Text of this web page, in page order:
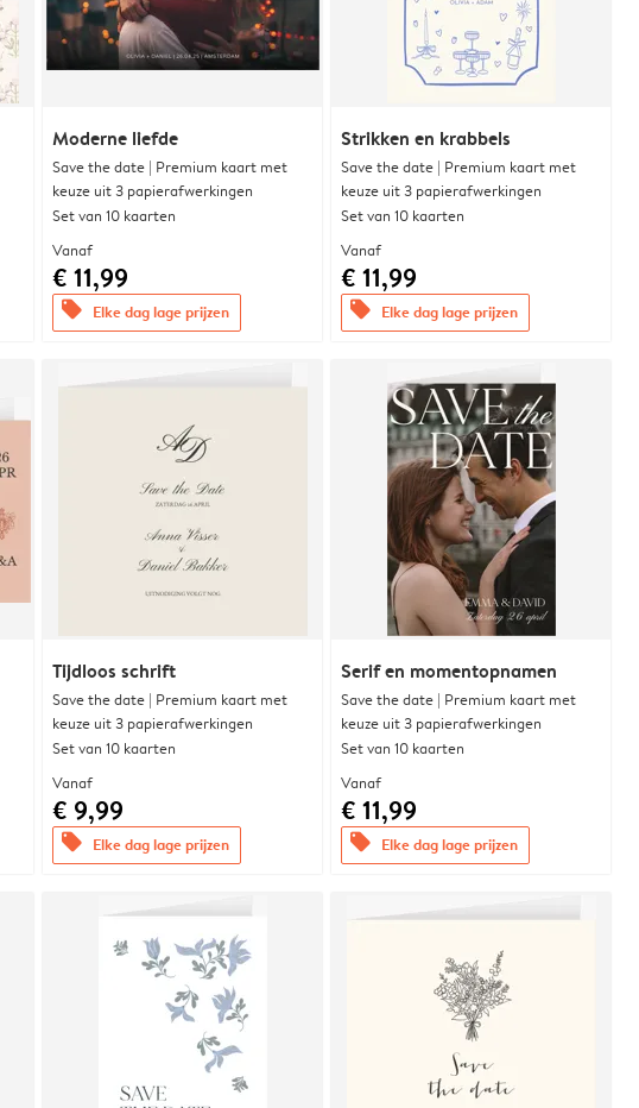
Moderne liefde
Save the date | Premium kaart met
keuze uit 3 papierafwerkingen
Set van 10 kaarten
Vanaf
€ 11,99
offers Elke dag lage prijzen
Strikken en krabbels
Save the date | Premium kaart met
keuze uit 3 papierafwerkingen
Set van 10 kaarten
Vanaf
€ 11,99
offers Elke dag lage prijzen
Tijdloos schrift
Save the date | Premium kaart met
keuze uit 3 papierafwerkingen
Set van 10 kaarten
Vanaf
€ 9,99
offers Elke dag lage prijzen
Serif en momentopnamen
Save the date | Premium kaart met
keuze uit 3 papierafwerkingen
Set van 10 kaarten
Vanaf
€ 11,99
offers Elke dag lage prijzen